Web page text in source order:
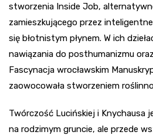
stworzenia Inside Job,
zamieszkującego przez
się błotnistym płynem. W ich
nawiązania do posthumanizmu
Fascynacja wrocławskim
zaowocowała stworzeniem
Twórczość Lucińskiej i Knychausa
na rodzimym gruncie, ale przede